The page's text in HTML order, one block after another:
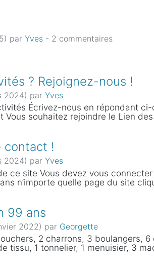
par Yves - 2 commentaires
? Rejoignez-nous !
2024) par Yves
Écrivez-nous en répondant
souhaitez rejoindre le Lien
contact !
2024) par Yves
ce site Vous devez vous
n’importe quelle page du site
99 ans
2022) par Georgette
2 charrons, 3 boulangers, 6
tissu, 1 tonnelier, 1 menuisier, 3